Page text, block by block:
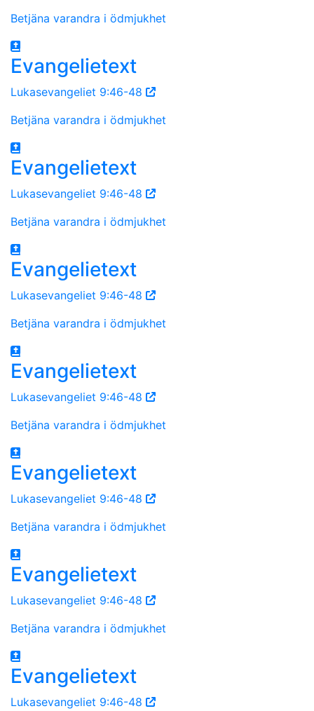
Betjäna varandra i ödmjukhet
Evangelietext
Lukasevangeliet 9:46-48
Betjäna varandra i ödmjukhet
Evangelietext
Lukasevangeliet 9:46-48
Betjäna varandra i ödmjukhet
Evangelietext
Lukasevangeliet 9:46-48
Betjäna varandra i ödmjukhet
Evangelietext
Lukasevangeliet 9:46-48
Betjäna varandra i ödmjukhet
Evangelietext
Lukasevangeliet 9:46-48
Betjäna varandra i ödmjukhet
Evangelietext
Lukasevangeliet 9:46-48
Betjäna varandra i ödmjukhet
Evangelietext
Lukasevangeliet 9:46-48